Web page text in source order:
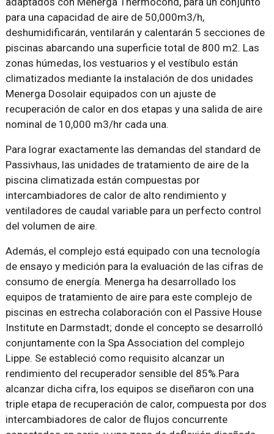
para una capacidad de aire de 50,000m3/h,
deshumidificarán, ventilarán y calentarán 5 secciones de
piscinas abarcando una superficie total de 800 m2. Las
zonas húmedas, los vestuarios y el vestíbulo están
climatizados mediante la instalación de dos unidades
Menerga Dosolair equipados con un ajuste de
recuperación de calor en dos etapas y una salida de aire
nominal de 10,000 m3/hr cada una.
Para lograr exactamente las demandas del standard de
Passivhaus, las unidades de tratamiento de aire de la
piscina climatizada están compuestas por
intercambiadores de calor de alto rendimiento y
ventiladores de caudal variable para un perfecto control
del volumen de aire.
Además, el complejo está equipado con una tecnología
de ensayo y medición para la evaluación de las cifras de
consumo de energía. Menerga ha desarrollado los
equipos de tratamiento de aire para este complejo de
piscinas en estrecha colaboración con el Passive House
Institute en Darmstadt; donde el concepto se desarrolló
conjuntamente con la Spa Association del complejo
Lippe. Se estableció como requisito alcanzar un
rendimiento del recuperador sensible del 85%.Para
alcanzar dicha cifra, los equipos se diseñaron con una
triple etapa de recuperación de calor, compuesta por dos
intercambiadores de calor de flujos concurrente